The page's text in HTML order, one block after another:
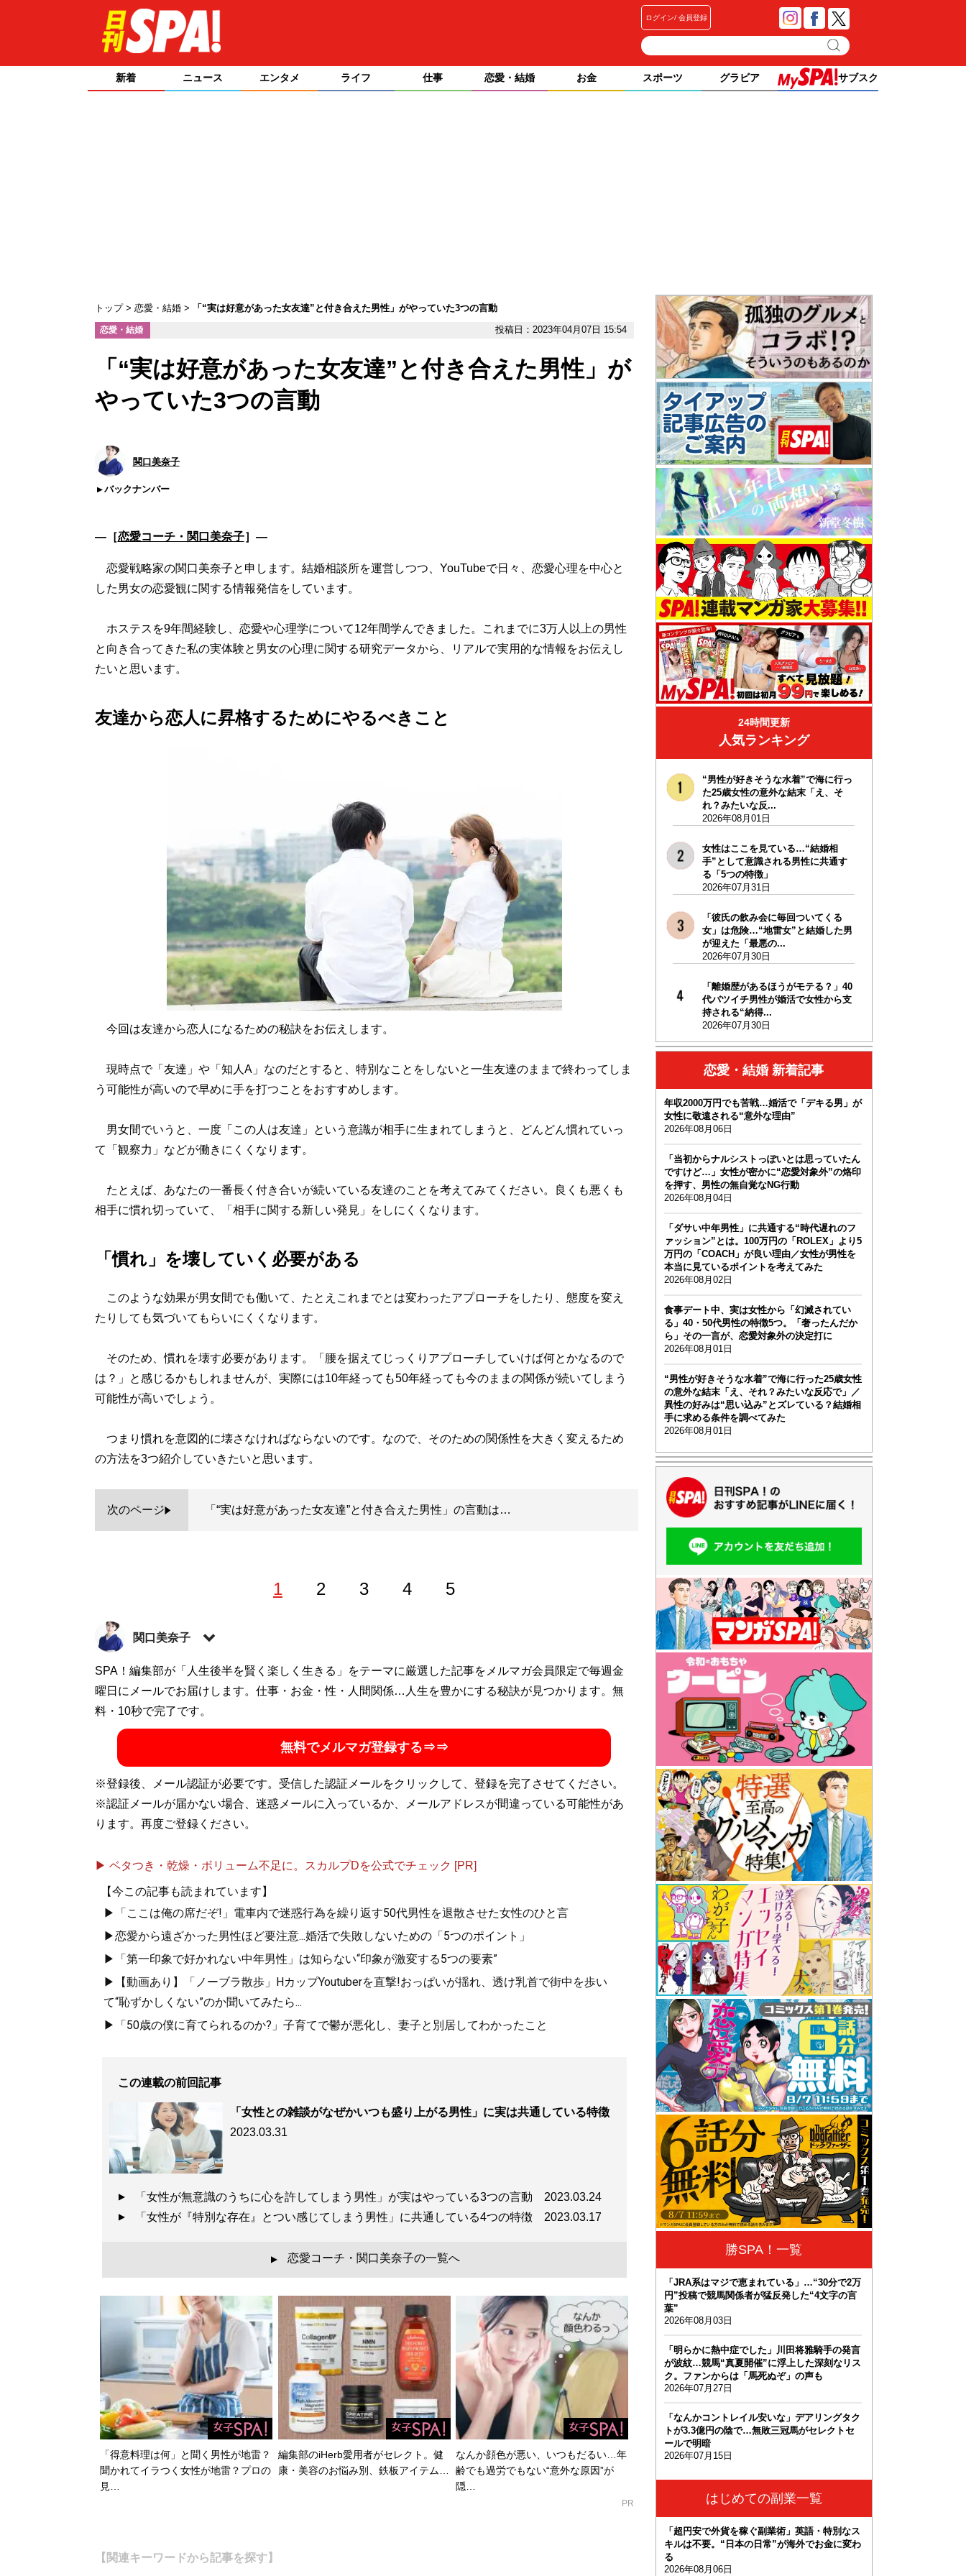
ログイン 会員登録
新着 ニュース エンタメ ライフ 仕事 恋愛・結婚 お金 スポーツ グラビア サブスク
トップ 恋愛・結婚 「“実は好意があった女友達”と付き合えた男性」がやっていた3つの言動
恋愛・結婚 投稿日：2023年04月07日 15:54
「“実は好意があった女友達”と付き合えた男性」が
やっていた3つの言動
関口美奈子
バックナンバー
―［恋愛コーチ・関口美奈子］―
恋愛戦略家の関口美奈子と申します。結婚相談所を運営しつつ、YouTubeで日々、恋愛心理を中心と
した男女の恋愛観に関する情報発信をしています。
ホステスを9年間経験し、恋愛や心理学について12年間学んできました。これまでに3万人以上の男性
と向き合ってきた私の実体験と男女の心理に関する研究データから、リアルで実用的な情報をお伝えし
たいと思います。
友達から恋人に昇格するためにやるべきこと
今回は友達から恋人になるための秘訣をお伝えします。
現時点で「友達」や「知人A」なのだとすると、特別なことをしないと一生友達のままで終わってしま
う可能性が高いので早めに手を打つことをおすすめします。
男女間でいうと、一度「この人は友達」という意識が相手に生まれてしまうと、どんどん慣れていっ
て「観察力」などが働きにくくなります。
たとえば、あなたの一番長く付き合いが続いている友達のことを考えてみてください。良くも悪くも
相手に慣れ切っていて、「相手に関する新しい発見」をしにくくなります。
「慣れ」を壊していく必要がある
このような効果が男女間でも働いて、たとえこれまでとは変わったアプローチをしたり、態度を変え
たりしても気づいてもらいにくくなります。
そのため、慣れを壊す必要があります。「腰を据えてじっくりアプローチしていけば何とかなるので
は？」と感じるかもしれませんが、実際には10年経っても50年経っても今のままの関係が続いてしまう
可能性が高いでしょう。
つまり慣れを意図的に壊さなければならないのです。なので、そのための関係性を大きく変えるため
の方法を3つ紹介していきたいと思います。
次のページ 「“実は好意があった女友達”と付き合えた男性」の言動は…
1 2 3 4 5
関口美奈子
恋愛コーチ。結婚相談所「エースブライダル 」主宰。メンズ化粧品「ISIKI」開発ディレクター。オフィ
シャルサイト「sekiguchiminako.com」。YouTubeチャンネル「みなこの圧倒的モテ男TV」は開設1年半
で総再生数が5000万回を突破（Xアカウント:
『気遣いを恋と勘違いする男、優しさを愛と勘違いする女 相手の本性を見抜
き、最高のベストパートナーを見つける男と女の心理ルール 』
「本当に自分に合うベストパートナー」を見抜く全技術！
『「最初の男」になりたがる男、「最後の女」になりたがる女 夜の世界で学
ぶ男と女の新・心理大全
記事一覧へ
SPA！編集部が「人生後半を賢く楽しく生きる」をテーマに厳選した記事をメルマガ会員限定で毎週金
曜日にメールでお届けします。仕事・お金・性・人間関係…人生を豊かにする秘訣が見つかります。無
料・10秒で完了です。
無料でメルマガ登録する⇒⇒
※登録後、メール認証が必要です。受信した認証メールをクリックして、登録を完了させてください。
※認証メールが届かない場合、迷惑メールに入っているか、メールアドレスが間違っている可能性があ
ります。再度ご登録ください。
▶ ベタつき・乾燥・ボリューム不足に。スカルプDを公式でチェック [PR]
【今この記事も読まれています】
▶「ここは俺の席だぞ!」電車内で迷惑行為を繰り返す50代男性を退散させた女性のひと言
▶恋愛から遠ざかった男性ほど要注意...婚活で失敗しないための「5つのポイント」
▶「第一印象で好かれない中年男性」は知らない“印象が激変する5つの要素”
▶【動画あり】「ノーブラ散歩」HカップYoutuberを直撃!おっぱいが揺れ、透け乳首で街中を歩い
て“恥ずかしくない”のか聞いてみたら...
▶「50歳の僕に育てられるのか?」子育てで鬱が悪化し、妻子と別居してわかったこと
この連載の前回記事
「女性との雑談がなぜかいつも盛り上がる男性」に実は共通している特徴
2023.03.31
「女性が無意識のうちに心を許してしまう男性」が実はやっている3つの言動 2023.03.24
「女性が『特別な存在』とつい感じてしまう男性」に共通している4つの特徴 2023.03.17
▲ 恋愛コーチ・関口美奈子の一覧へ
「得意料理は何」と聞く男性が地雷？
聞かれてイラつく女性が地雷？プロの
見…
編集部のiHerb愛用者がセレクト。健
康・美容のお悩み別、鉄板アイテム…
なんか顔色が悪い、いつもだるい…年
齢でも過労でもない“意外な原因”が
隠…
PR
【関連キーワードから記事を探す】
24時間更新
人気ランキング
“男性が好きそうな水着”で海に行っ
た25歳女性の意外な結末「え、そ
れ？みたいな反...
2026年08月01日
女性はここを見ている…“結婚相
手”として意識される男性に共通す
る「5つの特徴」
2026年07月31日
「彼氏の飲み会に毎回ついてくる
女」は危険…“地雷女”と結婚した男
が迎えた「最悪の...
2026年07月30日
「離婚歴があるほうがモテる？」40
代バツイチ男性が婚活で女性から支
持される“納得...
2026年07月30日
恋愛・結婚 新着記事
年収2000万円でも苦戦…婚活で「デキる男」が
女性に敬遠される“意外な理由”
2026年08月06日
「当初からナルシストっぽいとは思っていたん
ですけど…」女性が密かに“恋愛対象外”の烙印
を押す、男性の無自覚なNG行動
2026年08月04日
「ダサい中年男性」に共通する“時代遅れのフ
ァッション”とは。100万円の「ROLEX」より5
万円の「COACH」が良い理由／女性が男性を
本当に見ているポイントを考えてみた
2026年08月02日
食事デート中、実は女性から「幻滅されてい
る」40・50代男性の特徴5つ。「奢ったんだか
ら」その一言が、恋愛対象外の決定打に
2026年08月01日
“男性が好きそうな水着”で海に行った25歳女性
の意外な結末「え、それ？みたいな反応で」／
異性の好みは“思い込み”とズレている？結婚相
手に求める条件を調べてみた
2026年08月01日
勝SPA！一覧
「JRA系はマジで恵まれている」…“30分で2万
円”投稿で競馬関係者が猛反発した“4文字の言
葉”
2026年08月03日
「明らかに熱中症でした」川田将雅騎手の発言
が波紋…競馬“真夏開催”に浮上した深刻なリス
ク。ファンからは「馬死ぬぞ」の声も
2026年07月27日
「なんかコントレイル安いな」デアリングタク
トが3.3億円の陰で…無敗三冠馬がセレクトセ
ールで明暗
2026年07月15日
はじめての副業一覧
「超円安で外貨を稼ぐ副業術」英語・特別なス
キルは不要。“日本の日常”が海外でお金に変わ
る
2026年08月06日